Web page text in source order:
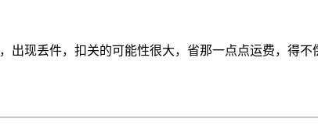
出现丢件，扣关的可能性很大，省那一点点运费，得